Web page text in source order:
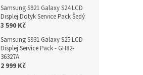
Samsung S921 Galaxy S24 LCD
Displej Dotyk Service Pack Šedý
3 590 Kč
Samsung S931 Galaxy S25 LCD
Displej Service Pack - GH82-
36327A
2 999 Kč